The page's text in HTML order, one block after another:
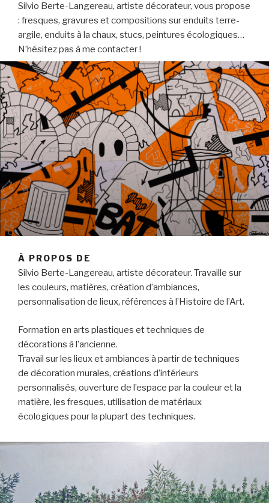
Silvio Berte-Langereau, artiste décorateur, vous propose
: fresques, gravures et compositions sur enduits terre-
argile, enduits à la chaux, stucs, peintures écologiques…
N’hésitez pas à me contacter !
À PROPOS DE
Silvio Berte-Langereau, artiste décorateur. Travaille sur
les couleurs, matières, création d’ambiances,
personnalisation de lieux, références à l’Histoire de l’Art.
Formation en arts plastiques et techniques de
décorations à l’ancienne.
Travail sur les lieux et ambiances à partir de techniques
de décoration murales, créations d’intérieurs
personnalisés, ouverture de l’espace par la couleur et la
matière, les fresques, utilisation de matériaux
écologiques pour la plupart des techniques.